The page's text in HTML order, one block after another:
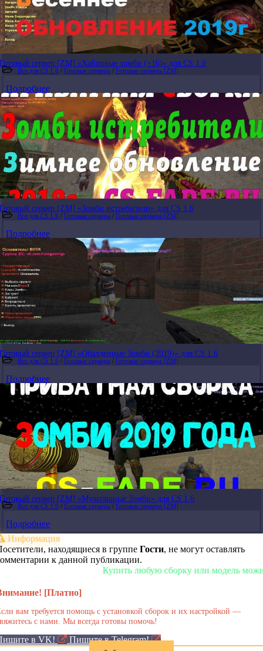
Готовый сервер [ZM] «Хайповые зомби (+16)» для CS 1.6
Все для CS 1.6 / Готовые сервера / Готовые сервера [ZM]
Подробнее
Готовый сервер [ZM] «Зомби истребители» для CS 1.6
Все для CS 1.6 / Готовые сервера / Готовые сервера [ZM]
Подробнее
Готовый сервер [ZM] «Обалденные Зомби (2019)» для CS 1.6
Все для CS 1.6 / Готовые сервера / Готовые сервера [ZM]
Подробнее
Готовый сервер [ZM] «Мультяшные Зомби» для CS 1.6
Все для CS 1.6 / Готовые сервера / Готовые сервера [ZM]
Подробнее
Информация
находящиеся в группе Гости, не могут оставлять
к данной публикации.
Купить любую сборку или модель можно у
[Платно]
вам требуется помощь с установкой сборок и их настройкой —
с нами. Мы всегда готовы помочь!
в VK! Пишите в Telegram!